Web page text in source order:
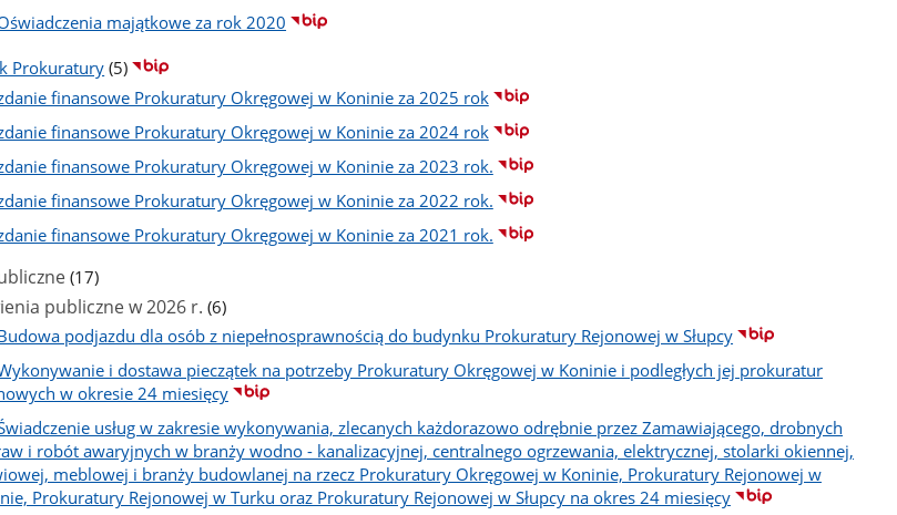
majątkowe za rok 2020
Prokuraturyliczba
podstron
(5)
finansowe Prokuratury Okręgowej w Koninie za 2025 rok
finansowe Prokuratury Okręgowej w Koninie za 2024 rok
finansowe Prokuratury Okręgowej w Koninie za 2023 rok.
finansowe Prokuratury Okręgowej w Koninie za 2022 rok.
finansowe Prokuratury Okręgowej w Koninie za 2021 rok.
liczba
podstron
(17)
publiczne w 2026 r. liczba
podstron
(6)
podjazdu dla osób z niepełnosprawnością do budynku Prokuratury Rejonowej w Słupcy
i dostawa pieczątek na potrzeby Prokuratury Okręgowej w Koninie i podległych jej prokuratur
w okresie 24 miesięcy
usług w zakresie wykonywania, zlecanych każdorazowo odrębnie przez Zamawiającego, drobnych
i robót awaryjnych w branży wodno - kanalizacyjnej, centralnego ogrzewania, elektrycznej, stolarki okiennej,
meblowej i branży budowlanej na rzecz Prokuratury Okręgowej w Koninie, Prokuratury Rejonowej w
Prokuratury Rejonowej w Turku oraz Prokuratury Rejonowej w Słupcy na okres 24 miesięcy